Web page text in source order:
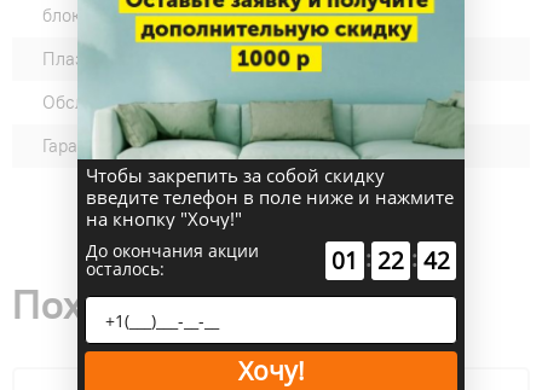
блока Ш*В*Г:
Плазменный фильтр:
Нет
Обслуживаемая площадь:
3
Гарантия производителя:
12
Похожие товары
Чтобы закрепить за собой скидку
введите телефон в поле ниже и нажмите
на кнопку "Хочу!"
До окончания акции
осталось: 01 : 22 : 41
Хочу!